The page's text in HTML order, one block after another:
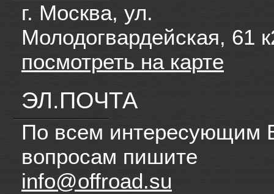
г. Москва, ул.
Молодогвардейская, 61
посмотреть на карте
ЭЛ.ПОЧТА
По всем интересующим
вопросам пишите
info@offroad.su